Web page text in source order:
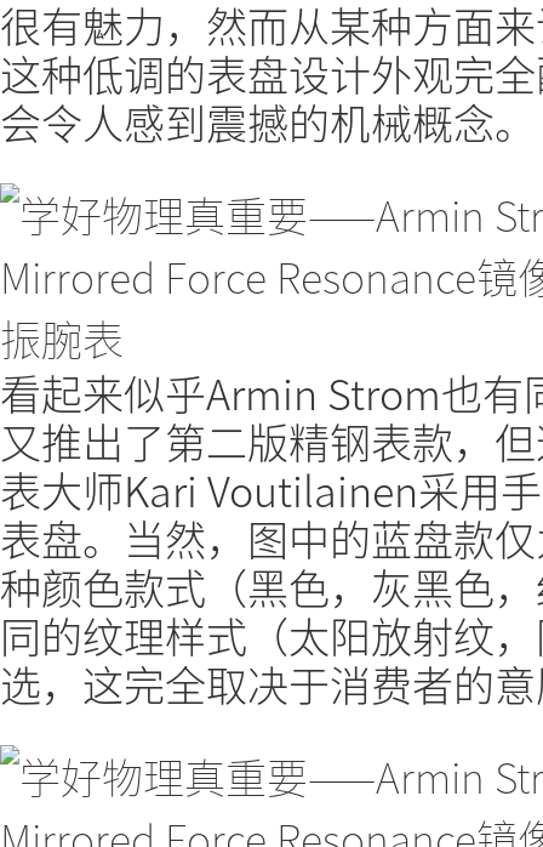
很有魅力，然而从某种方面
这种低调的表盘设计外观完
会令人感到震撼的机械概念。
看起来似乎Armin Strom也
又推出了第二版精钢表款，
表大师Kari Voutilainen采用
表盘。当然，图中的蓝盘款
种颜色款式（黑色，灰黑色
同的纹理样式（太阳放射纹
选，这完全取决于消费者的